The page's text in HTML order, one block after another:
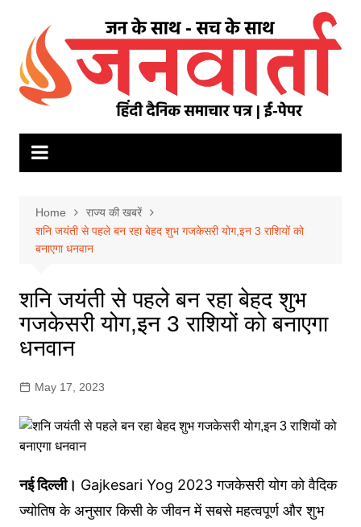
content
Home
राज्य की खबरें
शनि जयंती से पहले बन रहा बेहद शुभ गजकेसरी योग,इन 3 राशियों को
बनाएगा धनवान
शनि जयंती से पहले बन रहा बेहद शुभ
गजकेसरी योग,इन 3 राशियों को बनाएगा
धनवान
May 17, 2023
नई दिल्ली। Gajkesari Yog 2023 गजकेसरी योग को वैदिक
ज्योतिष के अनुसार किसी के जीवन में सबसे महत्वपूर्ण और शुभ